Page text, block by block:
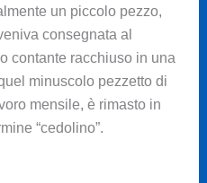
un piccolo pezzo,
consegnata al
contante racchiuso in una
minuscolo pezzetto di
mensile, è rimasto in
“cedolino”.